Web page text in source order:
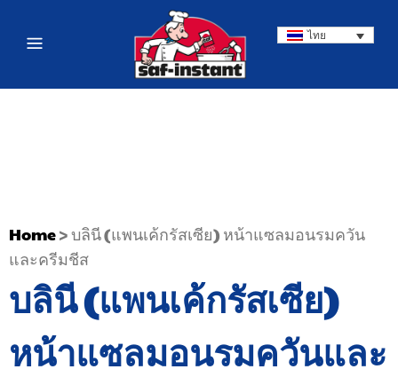
ไทย
Home>บลินี (แพนเค้กรัสเซีย) หน้าแซลมอนรมควัน
และครีมชีส
บลินี (แพนเค้กรัสเซีย)
หน้าแซลมอนรมควันและ